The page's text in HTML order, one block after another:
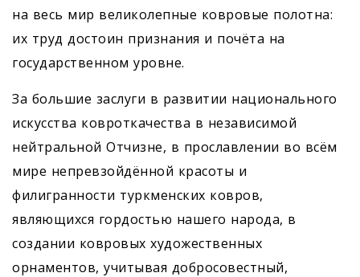
на весь мир великолепные ковровые полотна:
их труд достоин признания и почёта на
государственном уровне.
За большие заслуги в развитии национального
искусства ковроткачества в независимой
нейтральной Отчизне, в прославлении во всём
мире непревзойдённой красоты и
филигранности туркменских ковров,
являющихся гордостью нашего народа, в
создании ковровых художественных
орнаментов, учитывая добросовестный,